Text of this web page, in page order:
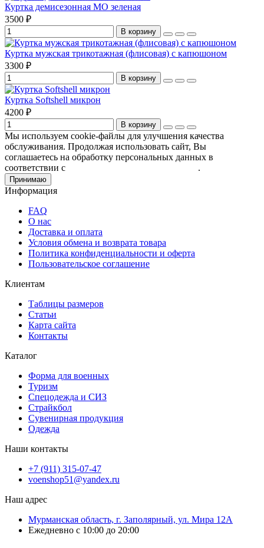
Куртка демисезонная МО зеленая
3500 ₽
В корзину
Куртка мужская трикотажная (флисовая) с капюшоном
3300 ₽
В корзину
Куртка Softshell микрон
4200 ₽
В корзину
Мы используем cookie-файлы для улучшения качества
обслуживания. Продолжая использовать сайт, Вы
соглашаетесь на обработку персональных данных в
соответствии с
.
Принимаю
Информация
FAQ
О нас
Доставка и оплата
Условия обмена и возврата товара
Политика конфиденциальности и оферта
Пользовательское соглашение
Клиентам
Таблицы размеров
Статьи
Карта сайта
Контакты
Каталог
Форма для военных
Туризм
Спецодежда и СИЗ
Страйкбол
Сувенирная продукция
Одежда
Наши контакты
+7 (911) 315-07-47
voenshop51@yandex.ru
Наш адрес
Мурманская область, г. Заполярный, ул. Мира 12А
Ежедневно с 10:00 до 20:00